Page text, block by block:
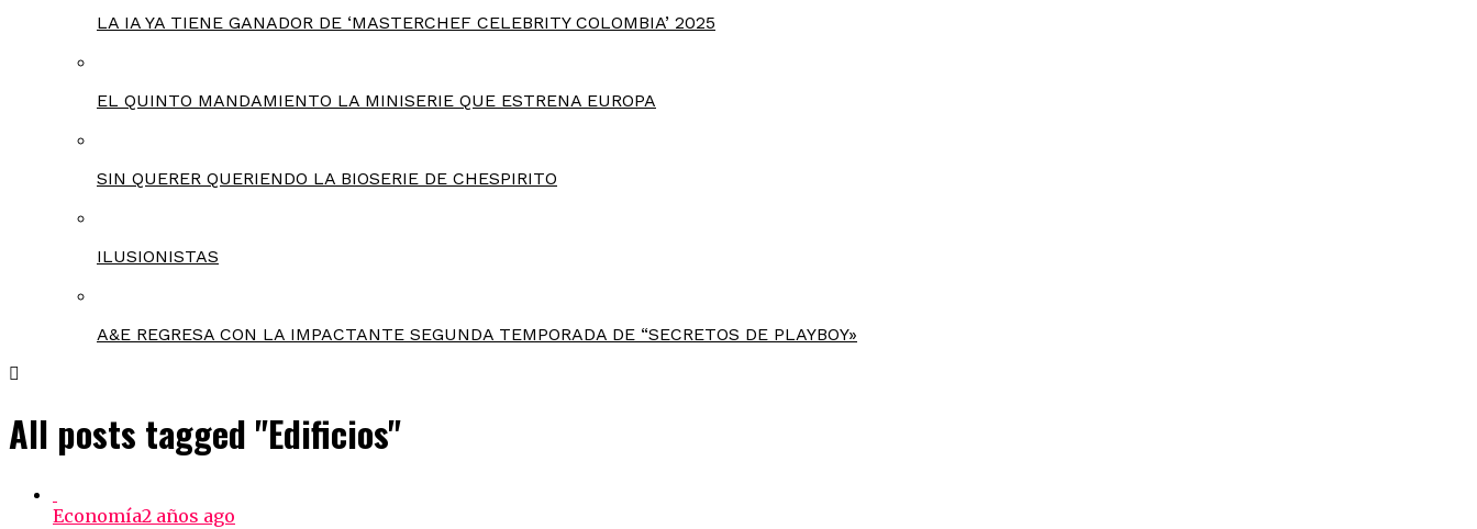
LA IA YA TIENE GANADOR DE ‘MASTERCHEF CELEBRITY COLOMBIA’ 2025
EL QUINTO MANDAMIENTO LA MINISERIE QUE ESTRENA EUROPA
SIN QUERER QUERIENDO LA BIOSERIE DE CHESPIRITO
ILUSIONISTAS
A&E REGRESA CON LA IMPACTANTE SEGUNDA TEMPORADA DE “SECRETOS DE PLAYBOY»
All posts tagged "Edificios"
Economía2 años ago